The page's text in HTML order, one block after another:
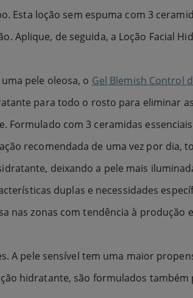
loção sem espuma com 3
de seguida, a Loção Facial
pele oleosa, o Gel Blemish Control
para todo o rosto para eliminar
com 3 ceramidas
recomendada de uma vez por dia,
deixando a pele mais
duplas e necessidades
nas zonas com tendência à
A pele sensível tem uma maior
hidratante, são formulados